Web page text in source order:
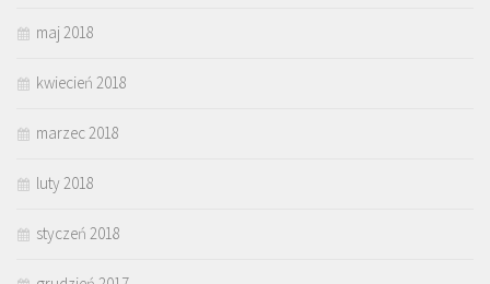
maj 2018
kwiecień 2018
marzec 2018
luty 2018
styczeń 2018